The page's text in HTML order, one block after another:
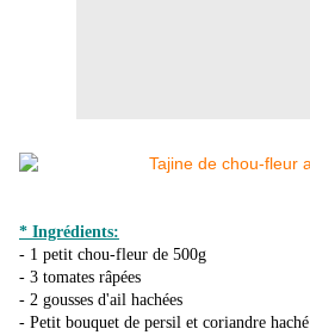
* Ingrédients:
- 1 petit chou-fleur de 500g
- 3 tomates râpées
- 2 gousses d'ail hachées
- Petit bouquet de persil et coriandre haché